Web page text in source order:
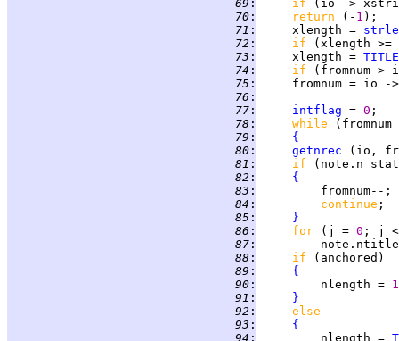
  69
: if
(io ->
  70
: return (- 1
  71
:
     xlength =
  72
: if
(xlength >=
  73
:
     xlength =
  74
:
if
  75
:
  76
:
  77
: intflag = 0
  78
: while
  79
:
{
  80
: getnrec (io,
  81
: if
  82
:
{
  83
:
  84
: continue
  85
:
}
  86
: for (j = 0 ; j
  87
:
  88
: if
  89
:
{
  90
:
         nlength =
1
  91
:
}
  92
:
else
  93
:
{
  94
:
         nlength =